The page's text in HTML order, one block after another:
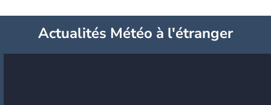
Actualités Météo à l'étranger